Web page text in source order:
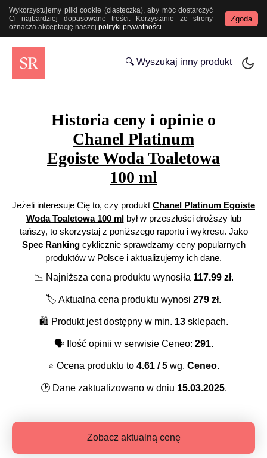
Wykorzystujemy pliki cookie (ciasteczka), aby móc dostarczyć
Ci najbardziej dopasowane treści. Korzystanie ze strony
oznacza akceptację naszej polityki prywatności.
Zgoda
🔍 Wyszukaj inny produkt
Historia ceny i opinie o
Chanel Platinum
Egoiste Woda Toaletowa
100 ml
Jeżeli interesuje Cię to, czy produkt Chanel Platinum Egoiste
Woda Toaletowa 100 mlbył w przeszłości droższy lub
tańszy, to skorzystaj z poniższego raportu i wykresu. Jako
Spec Rankingcyklicznie sprawdzamy ceny popularnych
produktów w Polsce i aktualizujemy ich dane.
📉 Najniższa cena produktu wynosiła 117.99zł.
🏷️ Aktualna cena produktu wynosi 279 zł.
🛍️ Produkt jest dostępny w min. 13sklepach.
🗣️Ilość opinii w serwisie Ceneo: 291.
⭐️ Ocena produktu to 4.61 / 5 wg. Ceneo.
🕑Dane zaktualizowano w dniu 15.03.2025.
Zobacz aktualną cenę